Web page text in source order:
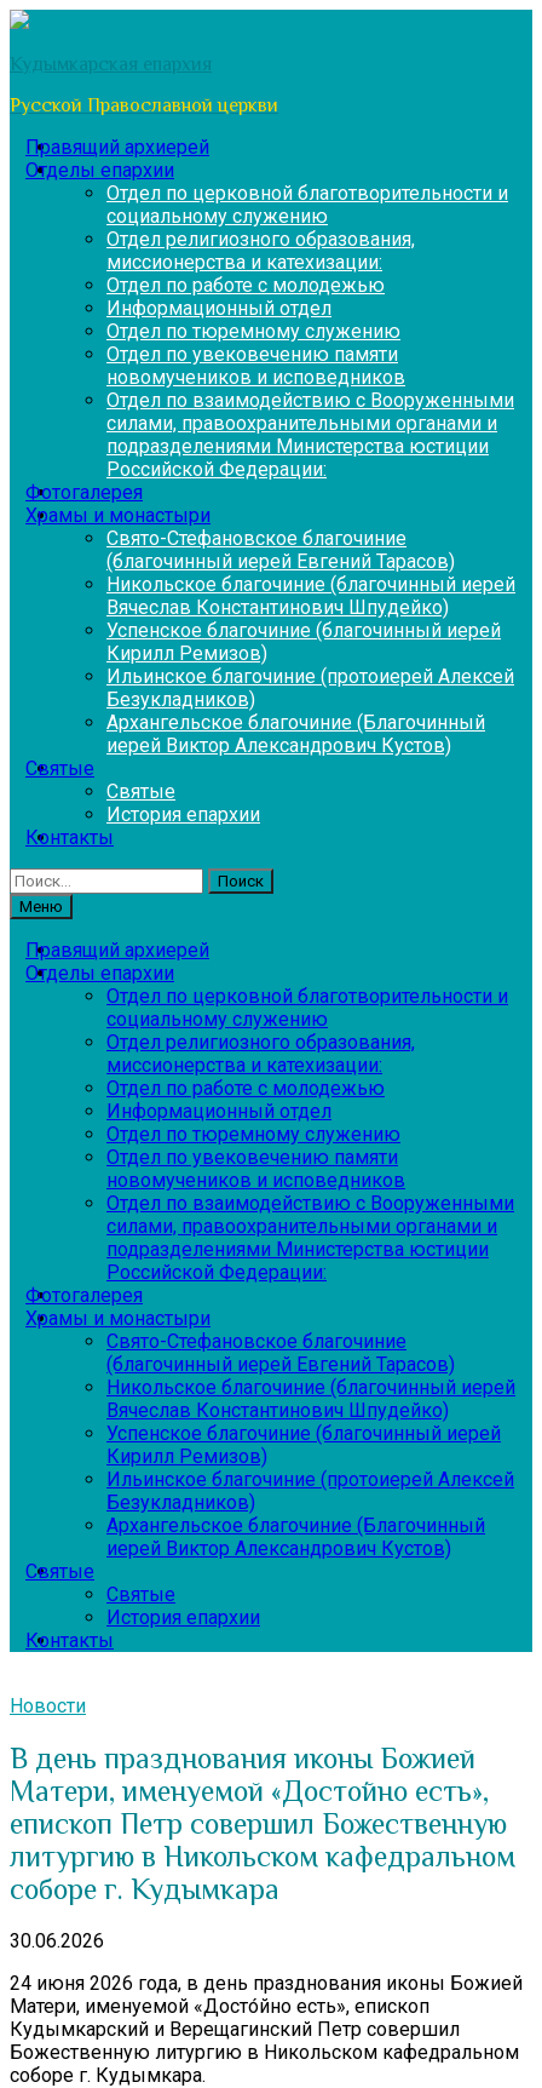
Перейти
содержимому
Кудымкарская епархия
Русской Православной церкви
Правящий архиерей
Отделы епархии
Отдел по церковной благотворительности и
социальному служению
Отдел религиозного образования,
миссионерства и катехизации:
Отдел по работе с молодежью
Информационный отдел
Отдел по тюремному служению
Отдел по увековечению памяти
новомучеников и исповедников
Отдел по взаимодействию с Вооруженными
силами, правоохранительными органами и
подразделениями Министерства юстиции
Российской Федерации:
Фотогалерея
Храмы и монастыри
Свято-Стефановское благочиние
(благочинный иерей Евгений Тарасов)
Никольское благочиние (благочинный иерей
Вячеслав Константинович Шпудейко)
Успенское благочиние (благочинный иерей
Кирилл Ремизов)
Ильинское благочиние (протоиерей Алексей
Безукладников)
Архангельское благочиние (Благочинный
иерей Виктор Александрович Кустов)
Святые
Святые
История епархии
Контакты
Найти:
Меню
Правящий архиерей
Отделы епархии
Отдел по церковной благотворительности и
социальному служению
Отдел религиозного образования,
миссионерства и катехизации:
Отдел по работе с молодежью
Информационный отдел
Отдел по тюремному служению
Отдел по увековечению памяти
новомучеников и исповедников
Отдел по взаимодействию с Вооруженными
силами, правоохранительными органами и
подразделениями Министерства юстиции
Российской Федерации:
Фотогалерея
Храмы и монастыри
Свято-Стефановское благочиние
(благочинный иерей Евгений Тарасов)
Никольское благочиние (благочинный иерей
Вячеслав Константинович Шпудейко)
Успенское благочиние (благочинный иерей
Кирилл Ремизов)
Ильинское благочиние (протоиерей Алексей
Безукладников)
Архангельское благочиние (Благочинный
иерей Виктор Александрович Кустов)
Святые
Святые
История епархии
Контакты
Новости
В день празднования иконы Божией
Матери, именуемой «Досто́йно есть»,
епископ Петр совершил Божественную
литургию в Никольском кафедральном
соборе г. Кудымкара
30.06.2026
24 июня 2026 года, в день празднования иконы Божией
Матери, именуемой «Досто́йно есть», епископ
Кудымкарский и Верещагинский Петр совершил
Божественную литургию в Никольском кафедральном
соборе г. Кудымкара.